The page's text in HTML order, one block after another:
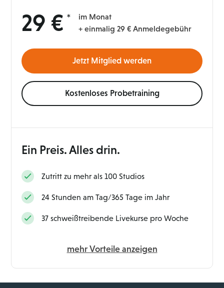
29 €
im Monat
+ einmalig 29 € Anmeldegebühr
Jetzt Mitglied werden
Kostenloses Probetraining
Ein Preis. Alles drin.
Zutritt zu mehr als 100 Studios
24 Stunden am Tag/365 Tage im Jahr
37 schweißtreibende Livekurse pro Woche
mehr Vorteile anzeigen